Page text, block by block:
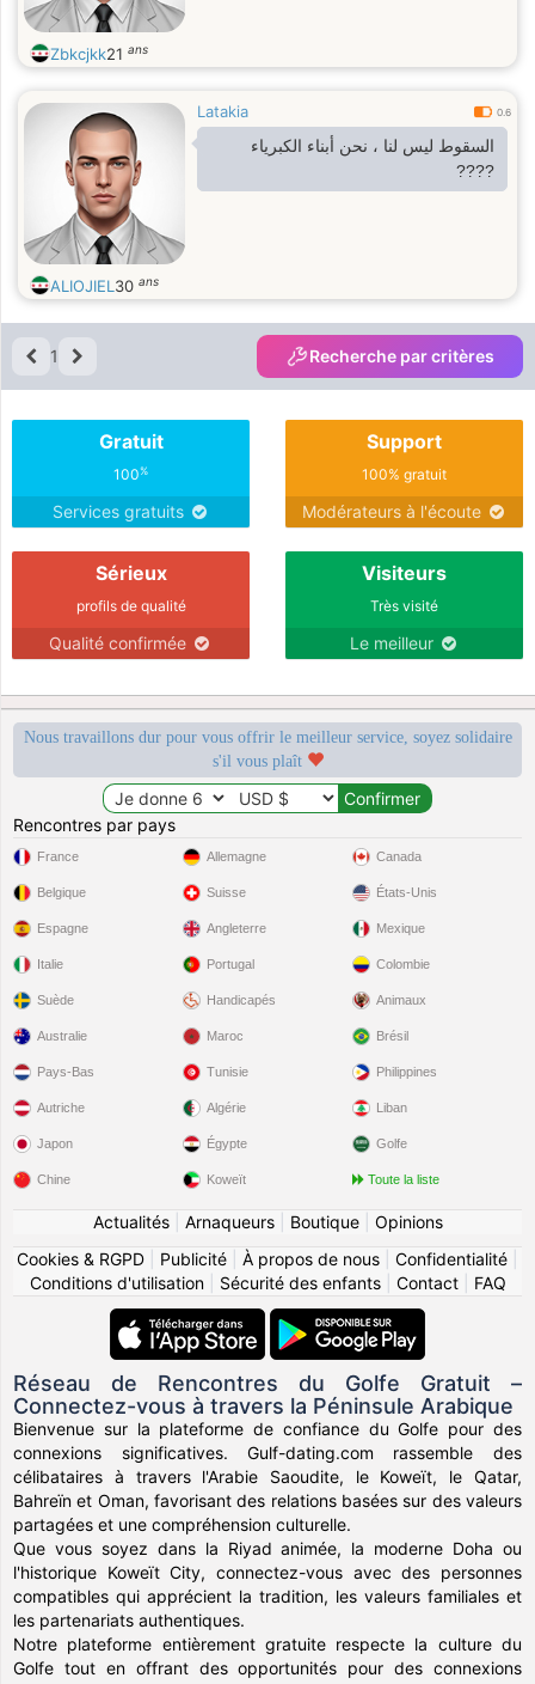
Zbkcjkk21 ans
Latakia 0.6
السقوط ليس لنا ، نحن أبناء الكبرياء
????
ALIOJIEL 30 ans
1 Recherche par critères
Gratuit
100%
Services gratuits
Support
100% gratuit
Modérateurs à l'écoute
Sérieux
profils de qualité
Qualité confirmée
Visiteurs
Très visité
Le meilleur
Nous travaillons dur pour vous offrir le meilleur service, soyez solidaire
s'il vous plaît
Rencontres par pays
France
Belgique
Espagne
Italie
Suède
Allemagne
Suisse
Angleterre
Portugal
Handicapés
Canada
États-Unis
Mexique
Colombie
Animaux
Australie
Pays-Bas
Autriche
Japon
Chine
Maroc
Tunisie
Algérie
Égypte
Koweït
Brésil
Philippines
Liban
Golfe
Toute la liste
Actualités| Arnaqueurs| Boutique| Opinions
Cookies & RGPD
Publicité À propos de nous Confidentialité
Conditions d'utilisation| Sécurité des enfants| Contact| FAQ
Réseau de Rencontres du Golfe Gratuit –
Connectez-vous à travers la Péninsule Arabique
Bienvenue sur la plateforme de confiance du Golfe pour des
connexions significatives. Gulf-dating.com rassemble des
célibataires à travers l'Arabie Saoudite, le Koweït, le Qatar,
Bahreïn et Oman, favorisant des relations basées sur des valeurs
partagées et une compréhension culturelle.
Que vous soyez dans la Riyad animée, la moderne Doha ou
l'historique Koweït City, connectez-vous avec des personnes
compatibles qui apprécient la tradition, les valeurs familiales et
les partenariats authentiques.
Notre plateforme entièrement gratuite respecte la culture du
Golfe tout en offrant des opportunités pour des connexions